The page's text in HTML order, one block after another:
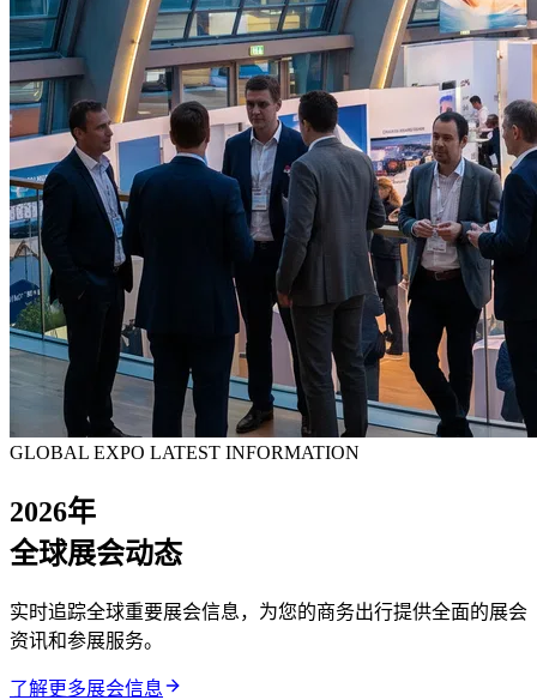
GLOBAL EXPO LATEST INFORMATION
2026年
全球展会动态
实时追踪全球重要展会信息，为您的商务出行提供全面的展会
资讯和参展服务。
了解更多展会信息